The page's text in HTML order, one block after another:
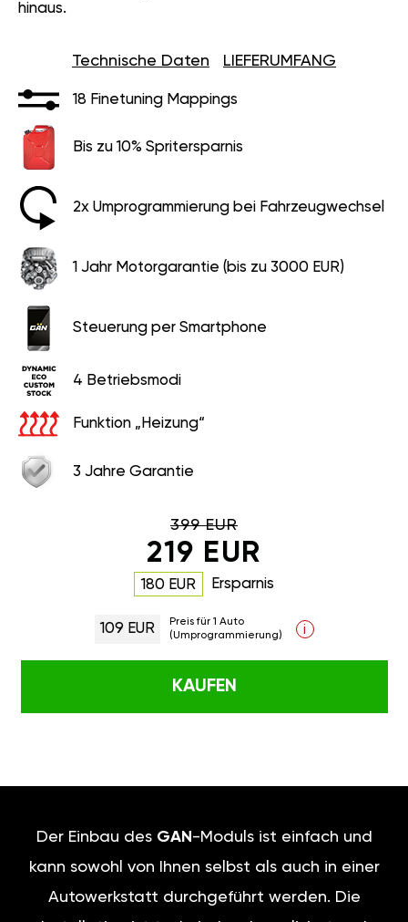
hinaus.
Technische Daten LIEFERUMFANG
18 Finetuning Mappings
Bis zu 10% Spritersparnis
2x Umprogrammierung bei Fahrzeugwechsel
1 Jahr Motorgarantie (bis zu 3000 EUR)
Steuerung per Smartphone
4 Betriebsmodi
Funktion „Heizung“
3 Jahre Garantie
399 EUR
219 EUR
180 EUR Ersparnis
109 EUR
Preis für 1 Auto
(Umprogrammierung)
i
KAUFEN
Der Einbau des GAN -Moduls ist einfach und
kann sowohl von Ihnen selbst als auch in einer
Autowerkstatt durchgeführt werden. Die